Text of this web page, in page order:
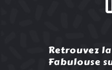
Retrouvez
Fabulouse